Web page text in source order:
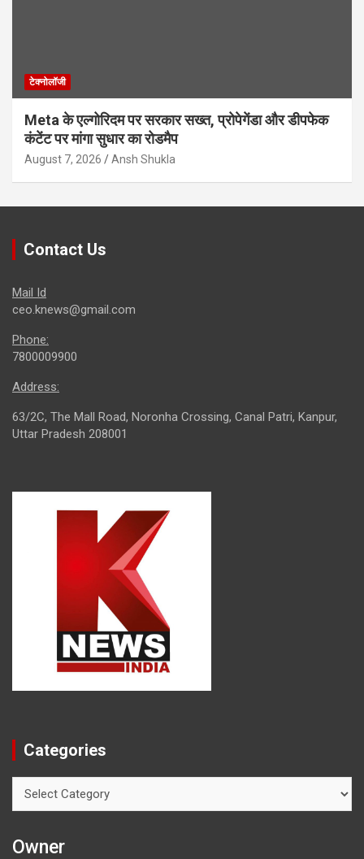
टेक्नोलॉजी
Meta के एल्गोरिदम पर सरकार सख्त, प्रोपेगेंडा और डीपफेक
कंटेंट पर मांगा सुधार का रोडमैप
August 7, 2026 Ansh Shukla
Contact Us
Mail Id
ceo.knews@gmail.com
Phone:
7800009900
Address:
63/2C, The Mall Road, Noronha Crossing, Canal Patri, Kanpur,
Uttar Pradesh 208001
Categories
Owner